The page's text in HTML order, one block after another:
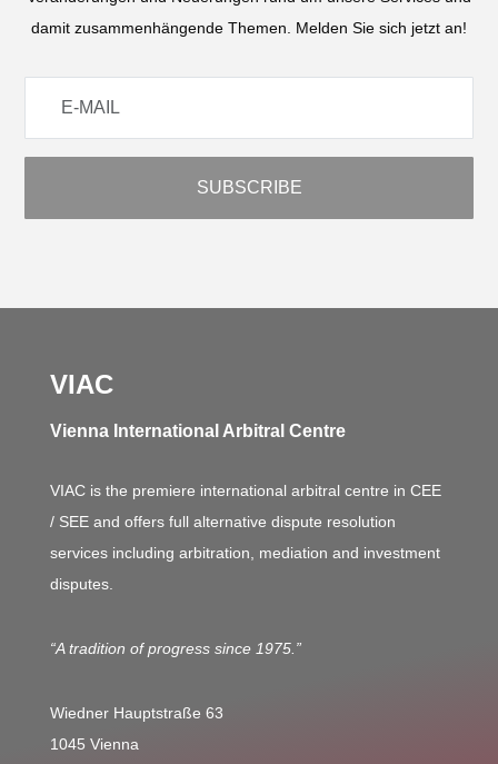
damit zusammenhängende Themen. Melden Sie sich jetzt an!
VIAC
Vienna International Arbitral Centre
VIAC is the premiere international arbitral centre in CEE
/ SEE and offers full alternative dispute resolution
services including arbitration, mediation and investment
disputes.
“A tradition of progress since 1975.”
Wiedner Hauptstraße 63
1045 Vienna